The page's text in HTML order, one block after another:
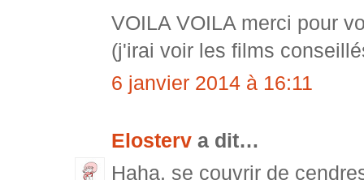
VOILA VOILA merci pour
(j'irai voir les films
6 janvier 2014 à 16:11
Elosterv a dit…
Haha, se couvrir de